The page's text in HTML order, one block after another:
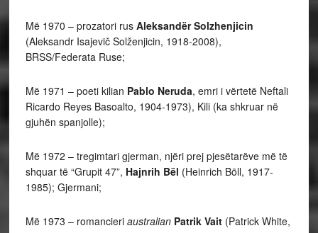
Më 1970 – prozatori rus Aleksandër Solzhenjicin
(Aleksandr Isajevič Solženjicin, 1918-2008),
BRSS/Federata Ruse;
Më 1971 – poeti kilian Pablo Neruda, emri i vërtetë Neftali
Ricardo Reyes Basoalto, 1904-1973), Kili (ka shkruar në
gjuhën spanjolle);
Më 1972 – tregimtari gjerman, njëri prej pjesëtarëve më të
shquar të “Grupit 47”, Hajnrih Bël (Heinrich Böll, 1917-
1985); Gjermani;
Më 1973 – romancieri australian Patrik Vait (Patrick White,